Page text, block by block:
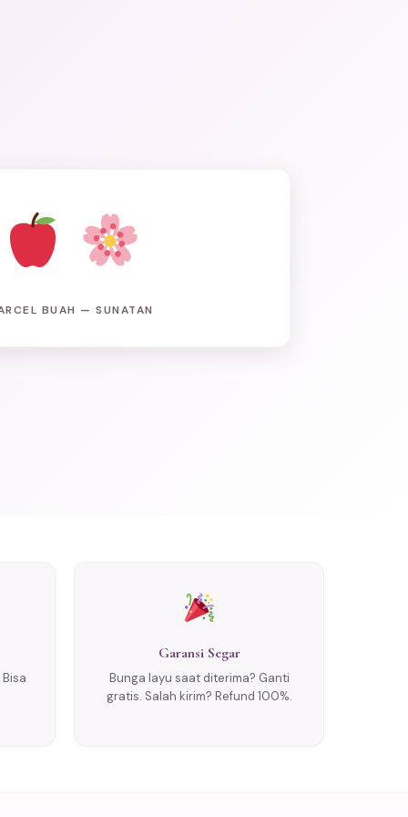
BUAH — SUNATAN
Garansi Segar
Bunga layu saat diterima? Ganti
gratis. Salah kirim? Refund 100%.